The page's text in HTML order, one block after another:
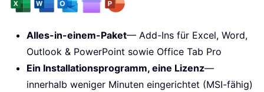
Alles-in-einem-Paket— Add-Ins für Excel, Word,
Outlook & PowerPoint sowie Office Tab Pro
Ein Installationsprogramm, eine Lizenz—
innerhalb weniger Minuten eingerichtet (MSI-fähig)